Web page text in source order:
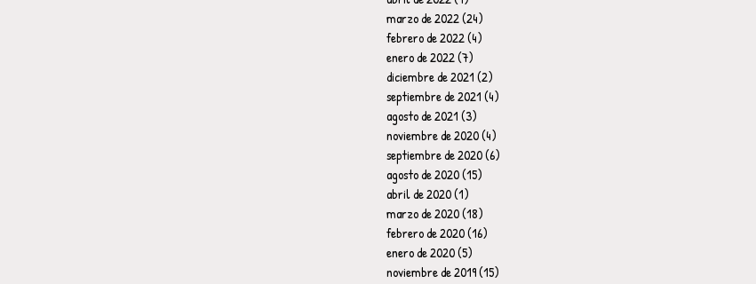
marzo de 2022(24)
febrero de 2022(4)
enero de 2022(7)
diciembre de 2021(2)
septiembre de 2021(4)
agosto de 2021(3)
noviembre de 2020(4)
septiembre de 2020(6)
agosto de 2020(15)
abril de 2020(1)
marzo de 2020(18)
febrero de 2020(16)
enero de 2020(5)
noviembre de 2019(15)